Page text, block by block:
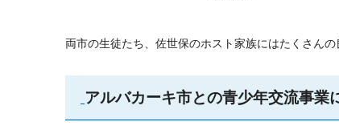
両市の生徒たち、佐世保のホスト家族にはたくさん
アルバカーキ市との青少年交流事業